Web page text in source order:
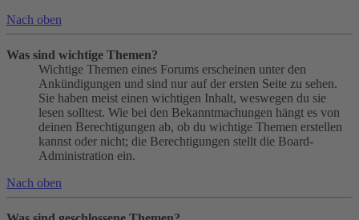
Nach oben
Was sind wichtige Themen?
Wichtige Themen eines Forums erscheinen unter den
Ankündigungen und sind nur auf der ersten Seite zu sehen.
Sie haben meist einen wichtigen Inhalt, weswegen du sie
lesen solltest. Wie bei den Bekanntmachungen hängt es von
deinen Berechtigungen ab, ob du wichtige Themen erstellen
kannst oder nicht; die Berechtigungen stellt die Board-
Administration ein.
Nach oben